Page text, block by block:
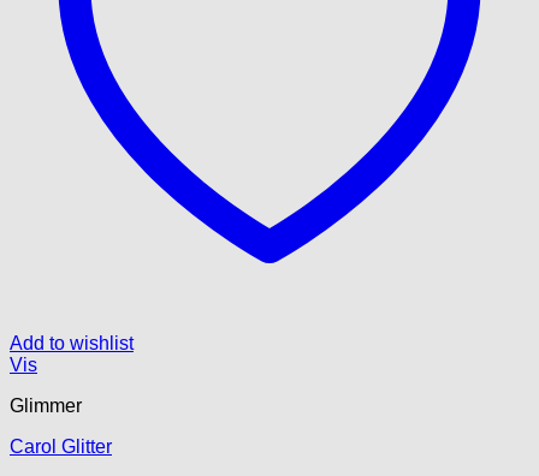
Add to wishlist
Vis
Glimmer
Carol Glitter